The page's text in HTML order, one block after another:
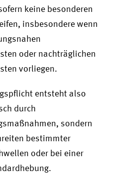
keine besonderen
insbesondere wenn
oder nachträglichen
vorliegen.
entsteht also
durch
sondern
bestimmter
oder bei einer